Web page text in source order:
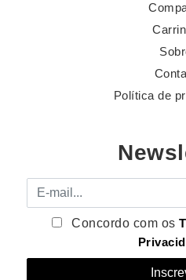
Política de
E-mail
Concordo com os